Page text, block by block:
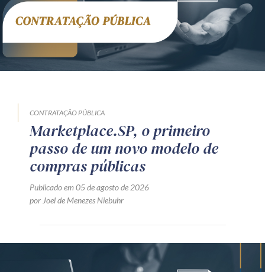
CONTRATAÇÃO PÚBLICA
Marketplace.SP, o primeiro
passo de um novo modelo de
compras públicas
Publicado em 05 de agosto de 2026
por Joel de Menezes Niebuhr